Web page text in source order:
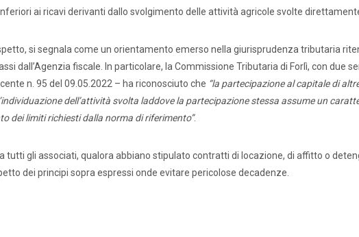
ai ricavi derivanti dallo svolgimento delle attività agricole svolte
si segnala come un orientamento emerso nella giurisprudenza tributaria
dall’Agenzia fiscale. In particolare, la Commissione Tributaria di Forlì, con due
n. 95 del 09.05.2022 – ha riconosciuto che “la partecipazione al capitale di
dell’attività svolta laddove la partecipazione stessa assume un
dei limiti richiesti dalla norma di riferimento”.
tutti gli associati, qualora abbiano stipulato contratti di locazione, di affitto o
dei principi sopra espressi onde evitare pericolose decadenze.